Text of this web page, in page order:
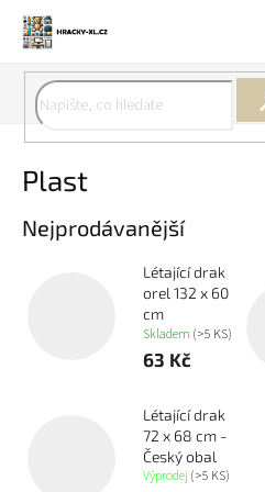
obsah
Plast
Nejprodávanější
Létající drak
orel 132 x 60
cm
Skladem (>5 KS)
63 Kč
Létající drak
72 x 68 cm -
Český obal
Výprodej (>5 KS)